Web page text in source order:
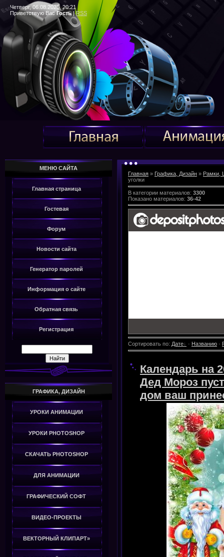
Четверг, 06.08.2026, 20:21
Приветствую Вас Гость|RSS
МЕНЮ САЙТА
Главная страница
Гостевая
Форум
Новости сайта
Генератор паролей
Информация о сайте
Обратная связь
Регистрация
ГРАФИКА, ДИЗАЙН
УРОКИ АНИМАЦИИ
УРОКИ PHOTOSHOP
СКАЧАТЬ PHOTOSHOP
ДЛЯ АНИМАЦИИ
ГРАФИЧЕСКИЙ СОФТ
ВИДЕО-ПРОЕКТЫ
ВЕКТОРНЫЙ КЛИПАРТ»
Главная » Графика, Дизайн » Рамки,
уголки
В категории материалов: 3300
Показано материалов: 36-42
Сортировать по: Дате · Названию ·
Календарь на
Дед Мороз
дом ваш